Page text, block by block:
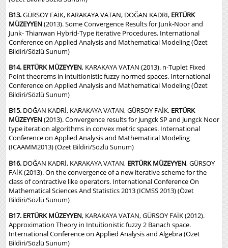
B13.GÜRSOY FAİK, KARAKAYA VATAN, DOĞAN KADRİ, ERTÜRK
MÜZEYYEN (2013). Some Convergence Results for Junk-Noor and
Junk- Thianwan Hybrid-Type iterative Procedures. International
Conference on Applied Analysis and Mathematical Modeling (Özet
Bildiri/Sözlü Sunum)
B14. ERTÜRK MÜZEYYEN, KARAKAYA VATAN (2013). n-Tuplet Fixed
Point theorems in intuitionistic fuzzy normed spaces. International
Conference on Applied Analysis and Mathematical Modeling (Özet
Bildiri/Sözlü Sunum)
B15. DOĞAN KADRİ, KARAKAYA VATAN, GÜRSOY FAİK, ERTÜRK
MÜZEYYEN (2013). Convergence results for Jungck SP and Jungck Noor
type iteration algorithms in convex metric spaces. International
Conference on Applied Analysis and Mathematical Modeling
(ICAAMM2013) (Özet Bildiri/Sözlü Sunum)
B16. DOĞAN KADRİ, KARAKAYA VATAN, ERTÜRK MÜZEYYEN, GÜRSOY
FAİK (2013). On the convergence of a new iterative scheme for the
class of contractive like operators. International Conference On
Mathematical Sciences And Statistics 2013 (ICMSS 2013) (Özet
Bildiri/Sözlü Sunum)
B17. ERTÜRK MÜZEYYEN, KARAKAYA VATAN, GÜRSOY FAİK (2012).
Approximation Theory in Intuitionistic fuzzy 2 Banach space.
International Conference on Applied Analysis and Algebra (Özet
Bildiri/Sözlü Sunum)